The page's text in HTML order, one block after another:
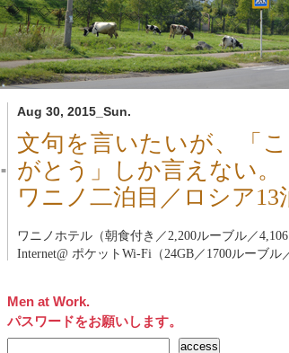
Aug 30, 2015_Sun.
■
文句を言いたいが、「
がとう」しか言えない。
ワニノ二泊目／ロシア13
ワニノホテル（朝食付き／2,200ルーブル／4,106
Internet@ ポケットWi-Fi（24GB／1700ルーブル
Men at Work.
パスワードをお願いします。